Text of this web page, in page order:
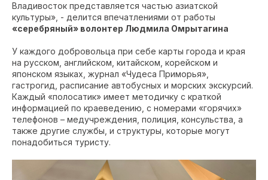
Владивосток представляется частью азиатской
культуры», - делится впечатлениями от работы
«серебряный» волонтер Людмила Омрытагина
У каждого добровольца при себе карты города и края
на русском, английском, китайском, корейском и
японском языках, журнал «Чудеса Приморья»,
гастрогид, расписание автобусных и морских экскурсий.
Каждый «полосатик» имеет методичку с краткой
информацией по краеведению, с номерами «горячих»
телефонов – медучреждения, полиция, консульства, а
также другие службы, и структуры, которые могут
понадобиться туристу.